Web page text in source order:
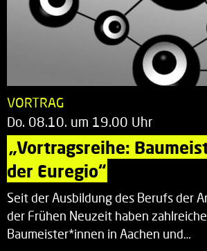
VORTRAG
Do. 08.10. um 19.00 Uhr
„Vortragsreihe:
der Euregio“
Seit der Ausbildung des Berufs der
der Frühen Neuzeit haben
Baumeister*innen in Aachen und…